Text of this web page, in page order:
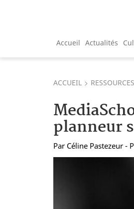
Accueil Actualités
ACCUEIL
planneur
Par Céline Pastezeur -